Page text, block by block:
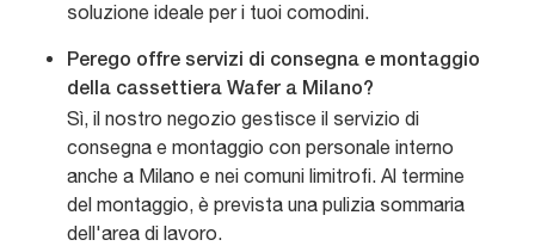
soluzione ideale per i tuoi comodini.
Perego offre servizi di consegna e montaggio
della cassettiera Wafer a Milano?
Sì, il nostro negozio gestisce il servizio di
consegna e montaggio con personale interno
anche a Milano e nei comuni limitrofi. Al termine
del montaggio, è prevista una pulizia sommaria
dell'area di lavoro.